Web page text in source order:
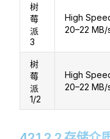
树
莓
派
3
High
20–22 MB/s
树
莓
派
1/2
High
20–22 MB/s